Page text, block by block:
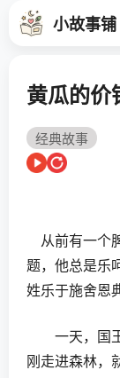
小故事铺
黄瓜的价
经典故事
从前有一个
题，他总是乐
姓乐于施舍恩
一天，国王
刚走进森林，